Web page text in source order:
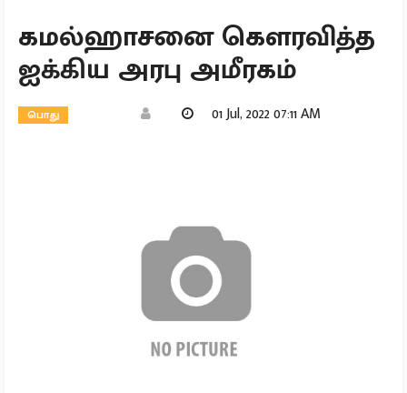
கமல்ஹாசனை கௌரவித்த
ஐக்கிய அரபு அமீரகம்
பொது 01 Jul, 2022 07:11 AM